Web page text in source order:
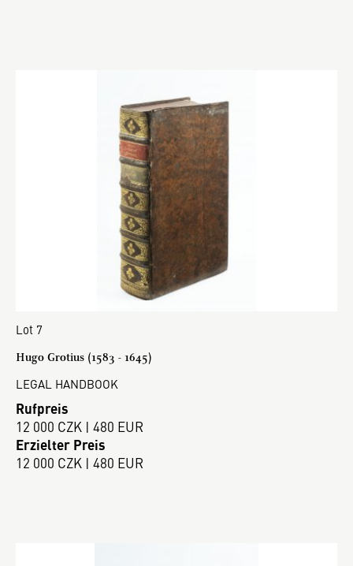
Lot 7
Hugo Grotius (1583 - 1645)
LEGAL HANDBOOK
Rufpreis
12 000 CZK | 480 EUR
Erzielter Preis
12 000 CZK | 480 EUR